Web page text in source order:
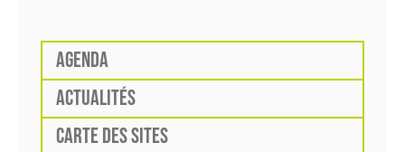
AGENDA
ACTUALITÉS
CARTE DES SITES